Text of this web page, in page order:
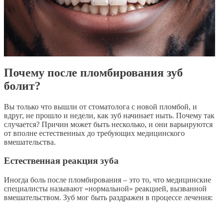
Почему после пломбирования зуб
болит?
Вы только что вышли от стоматолога с новой пломбой, и
вдруг, не прошло и недели, как зуб начинает ныть. Почему так
случается? Причин может быть несколько, и они варьируются
от вполне естественных до требующих медицинского
вмешательства.
Естественная реакция зуба
Иногда боль после пломбирования – это то, что медицинские
специалисты называют «нормальной» реакцией, вызванной
вмешательством. Зуб мог быть раздражен в процессе лечения: